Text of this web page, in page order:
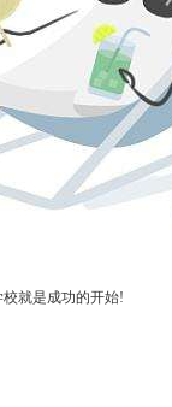
就是成功的开始!